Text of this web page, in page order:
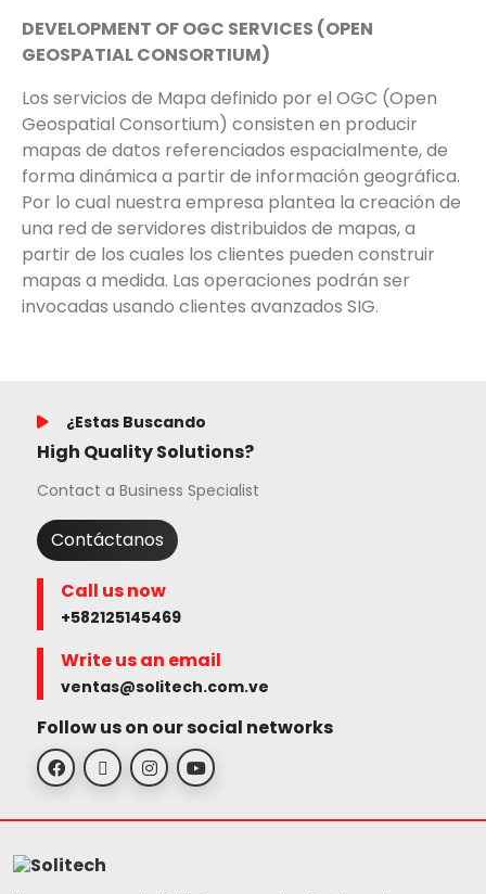
DEVELOPMENT OF OGC SERVICES (OPEN
GEOSPATIAL CONSORTIUM)
Los servicios de Mapa definido por el OGC (Open
Geospatial Consortium) consisten en producir
mapas de datos referenciados espacialmente, de
forma dinámica a partir de información geográfica.
Por lo cual nuestra empresa plantea la creación de
una red de servidores distribuidos de mapas, a
partir de los cuales los clientes pueden construir
mapas a medida. Las operaciones podrán ser
invocadas usando clientes avanzados SIG.
¿Estas Buscando
High Quality Solutions?
Contact a Business Specialist
Contáctanos
Call us now
+582125145469
Write us an email
ventas@solitech.com.ve
Follow us on our social networks